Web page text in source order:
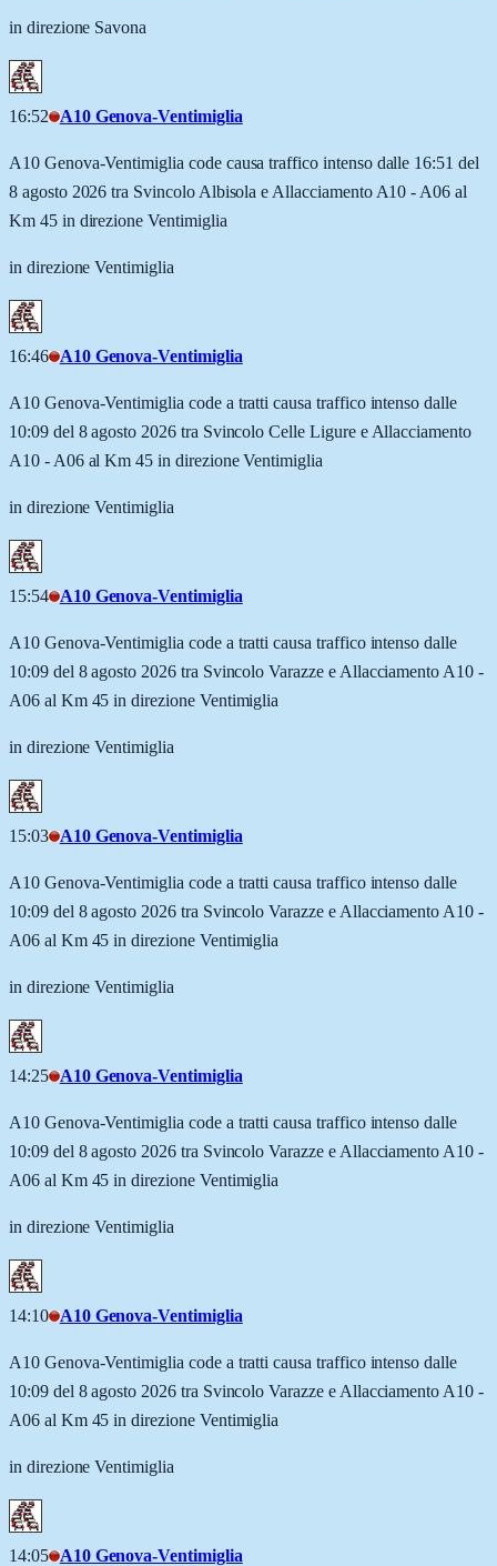
in direzione Savona
16:52 A10 Genova-Ventimiglia
A10 Genova-Ventimiglia code causa traffico intenso dalle 16:51 del
8 agosto 2026 tra Svincolo Albisola e Allacciamento A10 - A06 al
Km 45 in direzione Ventimiglia
in direzione Ventimiglia
16:46 A10 Genova-Ventimiglia
A10 Genova-Ventimiglia code a tratti causa traffico intenso dalle
10:09 del 8 agosto 2026 tra Svincolo Celle Ligure e Allacciamento
A10 - A06 al Km 45 in direzione Ventimiglia
in direzione Ventimiglia
15:54 A10 Genova-Ventimiglia
A10 Genova-Ventimiglia code a tratti causa traffico intenso dalle
10:09 del 8 agosto 2026 tra Svincolo Varazze e Allacciamento A10 -
A06 al Km 45 in direzione Ventimiglia
in direzione Ventimiglia
15:03 A10 Genova-Ventimiglia
A10 Genova-Ventimiglia code a tratti causa traffico intenso dalle
10:09 del 8 agosto 2026 tra Svincolo Varazze e Allacciamento A10 -
A06 al Km 45 in direzione Ventimiglia
in direzione Ventimiglia
14:25 A10 Genova-Ventimiglia
A10 Genova-Ventimiglia code a tratti causa traffico intenso dalle
10:09 del 8 agosto 2026 tra Svincolo Varazze e Allacciamento A10 -
A06 al Km 45 in direzione Ventimiglia
in direzione Ventimiglia
14:10 A10 Genova-Ventimiglia
A10 Genova-Ventimiglia code a tratti causa traffico intenso dalle
10:09 del 8 agosto 2026 tra Svincolo Varazze e Allacciamento A10 -
A06 al Km 45 in direzione Ventimiglia
in direzione Ventimiglia
14:05 A10 Genova-Ventimiglia